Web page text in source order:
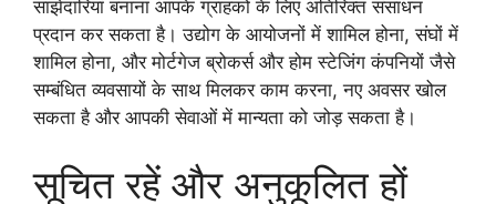
साझेदारियां बनाना आपके ग्राहकों के लिए अतिरिक्त संसाधन
प्रदान कर सकता है। उद्योग के आयोजनों में शामिल होना, संघों में
शामिल होना, और मोर्टगेज ब्रोकर्स और होम स्टेजिंग कंपनियों जैसे
सम्बंधित व्यवसायों के साथ मिलकर काम करना, नए अवसर खोल
सकता है और आपकी सेवाओं में मान्यता को जोड़ सकता है।
सूचित रहें और अनुकूलित हों